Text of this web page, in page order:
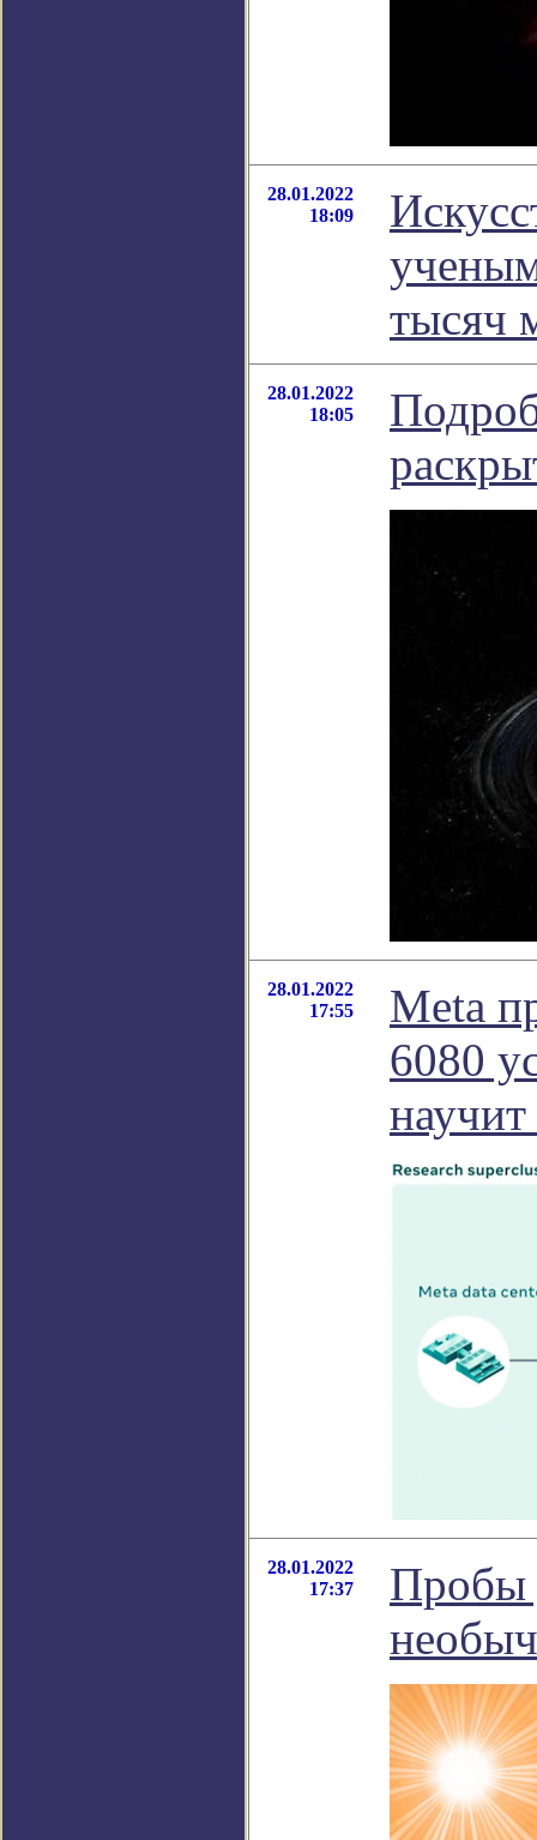
28.01.2022
18:09
тысяч
28.01.2022
18:05
28.01.2022
17:55
Meta
6080
28.01.2022
17:37
Пробы